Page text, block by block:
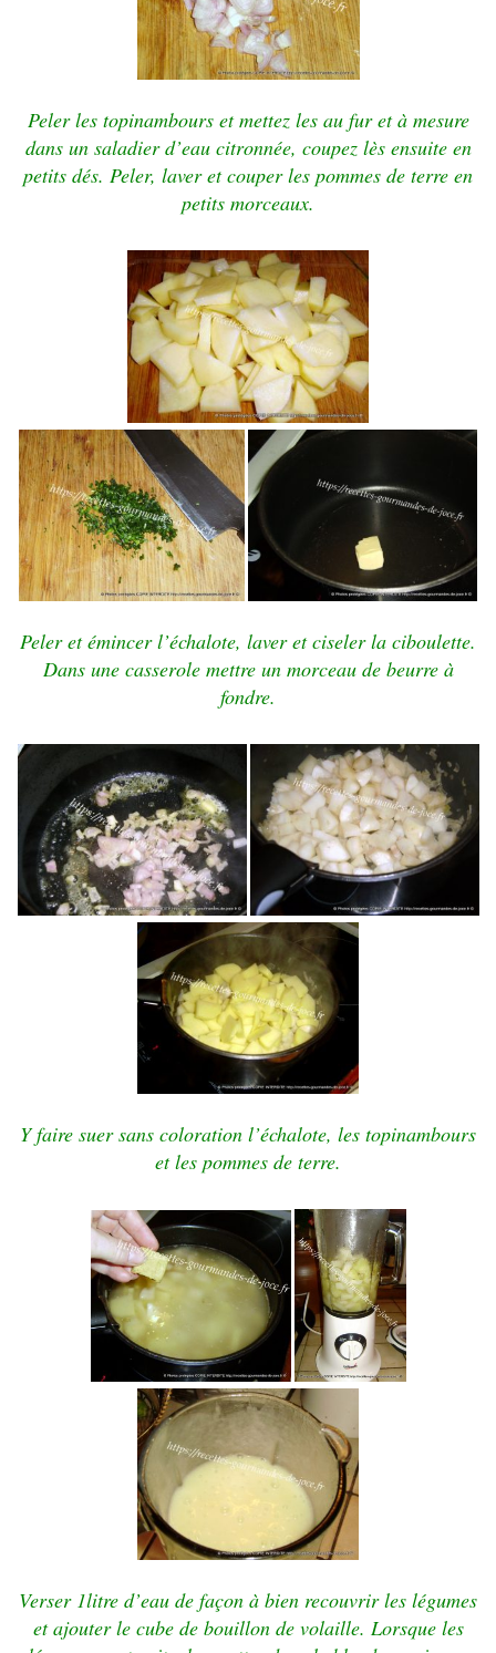
Peler les topinambours et mettez les au fur et à mesure
dans un saladier d’eau citronnée, coupez lès ensuite en
petits dés. Peler, laver et couper les pommes de terre en
petits morceaux.
Peler et émincer l’échalote, laver et ciseler la ciboulette.
Dans une casserole mettre un morceau de beurre à
fondre.
Y faire suer sans coloration l’échalote, les topinambours
et les pommes de terre.
Verser 1litre d’eau de façon à bien recouvrir les légumes
et ajouter le cube de bouillon de volaille. Lorsque les